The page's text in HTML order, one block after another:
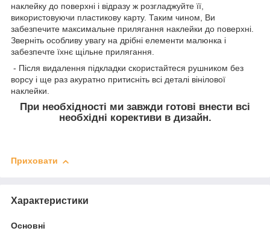
наклейку до поверхні і відразу ж розгладжуйте її,
використовуючи пластикову карту. Таким чином, Ви
забезпечите максимальне прилягання наклейки до поверхні.
Зверніть особливу увагу на дрібні елементи малюнка і
забезпечте їхнє щільне прилягання.
- Після видалення підкладки скористайтеся рушником без
ворсу і ще раз акуратно притисніть всі деталі вінілової
наклейки.
При необхідності ми завжди готові внести всі
необхідні корективи в дизайн.
Приховати
Характеристики
Основні